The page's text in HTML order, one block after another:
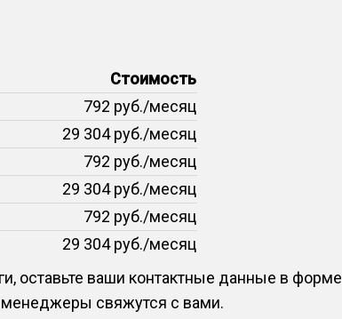
Стоимость
792 руб./месяц
29 304 руб./месяц
792 руб./месяц
29 304 руб./месяц
792 руб./месяц
29 304 руб./месяц
оставьте ваши контактные данные в форме
менеджеры свяжутся с вами.